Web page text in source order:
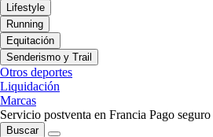
Lifestyle
Running
Equitación
Senderismo y Trail
Otros deportes
Liquidación
Marcas
Servicio postventa en Francia Pago seguro
Buscar